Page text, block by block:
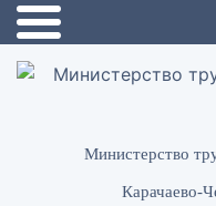
Министерство
Карачаево-